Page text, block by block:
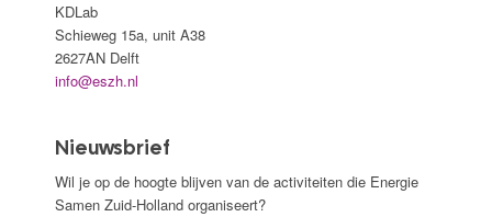
KDLab
Schieweg 15a, unit A38
2627AN Delft
info@eszh.nl
Nieuwsbrief
Wil je op de hoogte blijven van de activiteiten die Energie
Samen Zuid-Holland organiseert?